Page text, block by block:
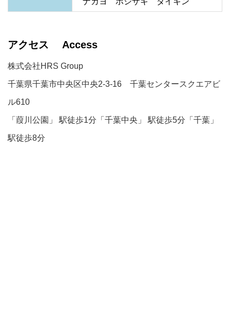
アクセス Access
株式会社HRS Group
千葉県千葉市中央区中央2-3-16 千葉センタースクエアビ
ル610
「葭川公園」 駅徒歩1分「千葉中央」 駅徒歩5分「千葉」
駅徒歩8分